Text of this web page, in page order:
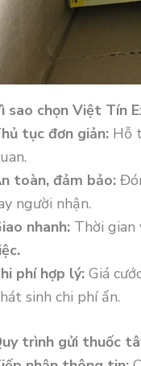
sao chọn Việt Tín
tục đơn giản: Hỗ
toàn, đảm bảo:
người nhận.
nhanh: Thời gian
phí hợp lý: Giá
sinh chi phí ẩn.
trình gửi thuốc